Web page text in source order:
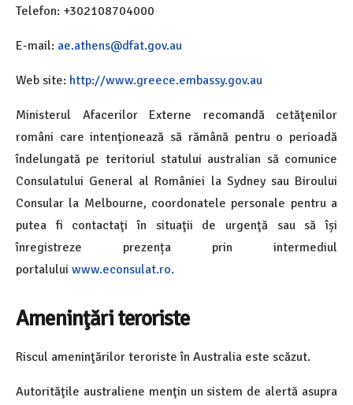
Telefon: +302108704000
E-mail: ae.athens@dfat.gov.au
Web site: http://www.greece.embassy.gov.au
Ministerul Afacerilor Externe recomandă cetăţenilor
români care intenţionează să rămână pentru o perioadă
îndelungată pe teritoriul statului australian să comunice
Consulatului General al României la Sydney sau Biroului
Consular la Melbourne, coordonatele personale pentru a
putea fi contactaţi în situaţii de urgenţă sau să își
înregistreze prezența prin intermediul
portalului www.econsulat.ro.
Ameninţări teroriste
Riscul ameninţărilor teroriste în Australia este scăzut.
Autorităţile australiene menţin un sistem de alertă asupra